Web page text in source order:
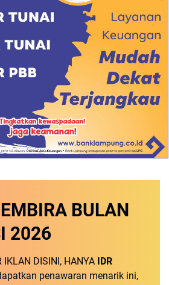
BULAN
2026
IKLAN DISINI, HANYA IDR
penawaran menarik ini,